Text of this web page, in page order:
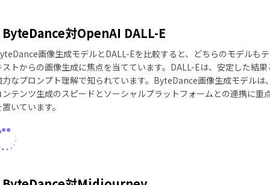
ByteDance対OpenAI DALL-E
画像生成モデルとDALL-Eを比較すると、どちらのモデルもテ
ストからの画像生成に焦点を当てています。DALL-Eは、安定した結果
力なプロンプト理解で知られています。ByteDance画像生成モデルは
ンテンツ生成のスピードとソーシャルプラットフォームとの連携に重
いています。